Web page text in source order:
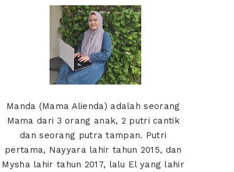
Manda (Mama Alienda) adalah seorang
Mama dari 3 orang anak, 2 putri cantik
dan seorang putra tampan. Putri
pertama, Nayyara lahir tahun 2015, dan
Mysha lahir tahun 2017, lalu El yang lahir